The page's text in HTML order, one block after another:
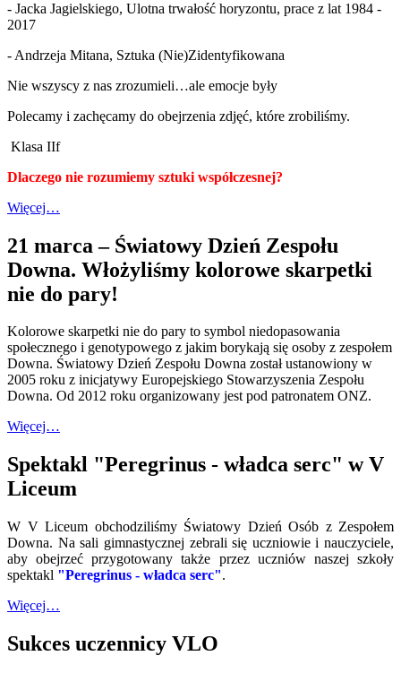
- Jacka Jagielskiego, Ulotna trwałość horyzontu, prace z lat 1984 -
2017
- Andrzeja Mitana, Sztuka (Nie)Zidentyfikowana
Nie wszyscy z nas zrozumieli…ale emocje były
Polecamy i zachęcamy do obejrzenia zdjęć, które zrobiliśmy.
Klasa IIf
Dlaczego nie rozumiemy sztuki współczesnej?
Więcej…
21 marca – Światowy Dzień Zespołu
Downa. Włożyliśmy kolorowe skarpetki
nie do pary!
Kolorowe skarpetki nie do pary to symbol niedopasowania
społecznego i genotypowego z jakim borykają się osoby z zespołem
Downa. Światowy Dzień Zespołu Downa został ustanowiony w
2005 roku z inicjatywy Europejskiego Stowarzyszenia Zespołu
Downa. Od 2012 roku organizowany jest pod patronatem ONZ.
Więcej…
Spektakl "Peregrinus - władca serc" w V
Liceum
W V Liceum obchodziliśmy Światowy Dzień Osób z Zespołem
Downa. Na sali gimnastycznej zebrali się uczniowie i nauczyciele,
aby obejrzeć przygotowany także przez uczniów naszej szkoły
spektakl "Peregrinus - władca serc".
Więcej…
Sukces uczennicy VLO